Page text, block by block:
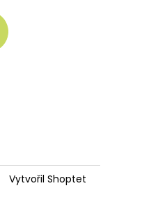
Vytvořil Shoptet